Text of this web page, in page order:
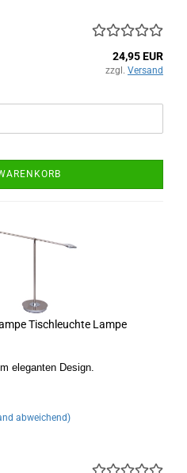
24,95 EUR
zzgl. Versand
Tischleuchte Lampe
eleganten Design.
abweichend)